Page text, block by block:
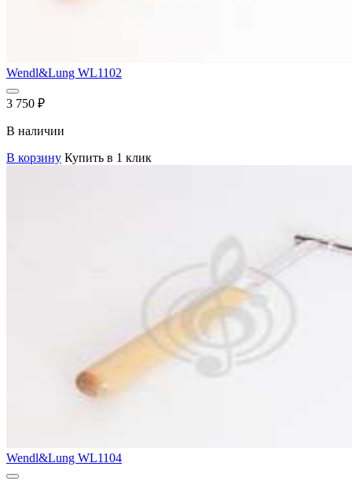
Wendl&Lung WL1102
3 750 ₽
В наличии
В корзину Купить в 1 клик
Wendl&Lung WL1104